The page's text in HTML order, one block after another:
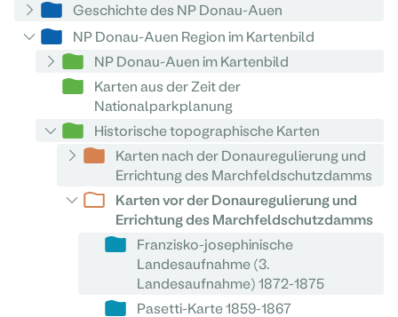
Geschichte des NP Donau-Auen
NP Donau-Auen Region im Kartenbild
NP Donau-Auen im Kartenbild
Karten aus der Zeit der
Nationalparkplanung
Historische topographische Karten
Karten nach der Donauregulierung und
Errichtung des Marchfeldschutzdamms
Karten vor der Donauregulierung und
Errichtung des Marchfeldschutzdamms
Franzisko-josephinische
Landesaufnahme (3.
Landesaufnahme) 1872-1875
Pasetti-Karte 1859-1867